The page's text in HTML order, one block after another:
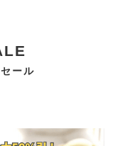
ール